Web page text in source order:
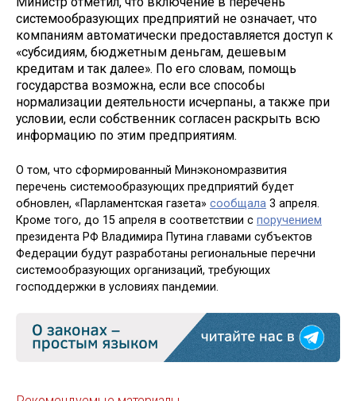
системообразующих предприятий не означает, что
компаниям автоматически предоставляется доступ к
«субсидиям, бюджетным деньгам, дешевым
кредитам и так далее». По его словам, помощь
государства возможна, если все способы
нормализации деятельности исчерпаны, а также при
условии, если собственник согласен раскрыть всю
информацию по этим предприятиям.
О том, что сформированный Минэкономразвития
перечень системообразующих предприятий будет
обновлен, «Парламентская газета» сообщала 3 апреля.
Кроме того, до 15 апреля в соответствии с поручением
президента РФ Владимира Путина главами субъектов
Федерации будут разработаны региональные перечни
системообразующих организаций, требующих
господдержки в условиях пандемии.